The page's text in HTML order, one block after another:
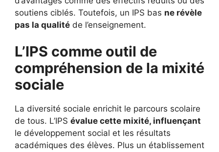
soutiens ciblés. Toutefois, un IPS bas ne révèle
pas la qualité de l’enseignement.
L’IPS comme outil de
compréhension de la mixité
sociale
La diversité sociale enrichit le parcours scolaire
de tous. L’IPS évalue cette mixité, influençant
le développement social et les résultats
académiques des élèves. Plus un établissement